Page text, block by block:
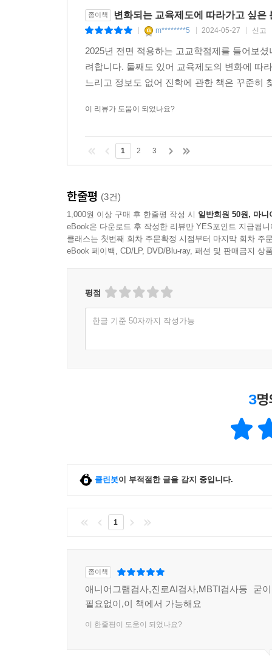
종이책 변화되는 교육제도에 따라가고 싶은
m********5 2024-05-27 신고
2025년 전면 적용하는 고교학점제를 들어보
려합니다. 둘째도 있어 교육제도의 변화에 따
느리고 정보도 없어 진학에 관한 책은 꾸준히
이 리뷰가 도움이 되었나요?
1 2 3
한줄평 (3건)
1,000원 이상 구매 후 한줄평 작성 시 일반회원 50원, 마니
eBook은 다운로드 후 작성한 리뷰만 YES포인트 지급됩니
클래스는 첫번째 회차 주문확정 시점부터 마지막 회차 주
eBook 페이백, CD/LP, DVD/Blu-ray, 패션 및 판매금지 상
평점
한글 기준 50자까지 작성가능
3
클린봇이 부적절한 글을 감지 중입니다.
1
종이책
애니어그램검사,진로AI검사,MBTI검사등 굳
필요없이,이 책에서 가능해요
이 한줄평이 도움이 되었나요?